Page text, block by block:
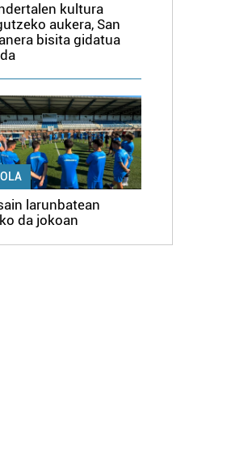
kultura
aukera, San
bisita gidatua
larunbatean
da jokoan